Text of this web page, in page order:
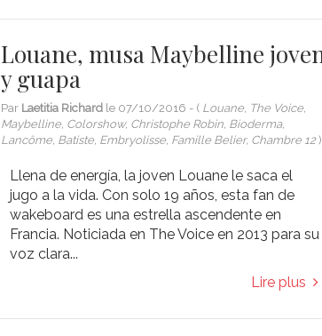
Louane, musa Maybelline
y guapa
Par Laetitia Richard le 07/10/2016 - ( Louane, The Voice,
Maybelline, Colorshow, Christophe Robin, Bioderma,
Lancôme, Batiste, Embryolisse, Famille Belier, Chambre 12)
Llena de energía, la joven Louane le saca el
jugo a la vida. Con solo 19 años, esta fan de
wakeboard es una estrella ascendente en
Francia. Noticiada en The Voice en 2013 para su
voz clara...
Lire plus